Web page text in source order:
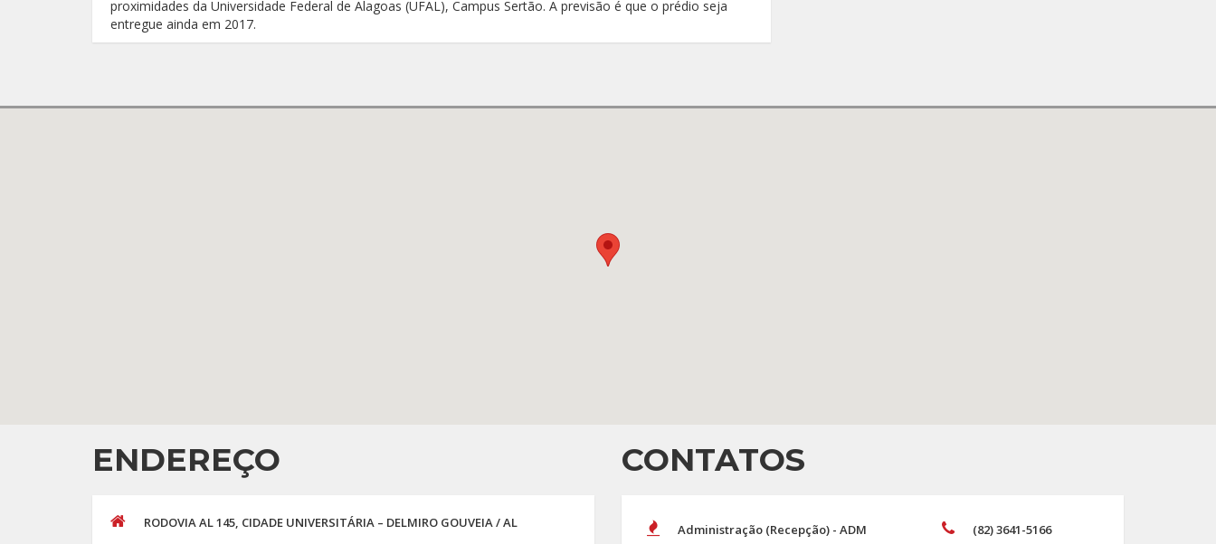
proximidades da Universidade Federal de Alagoas (UFAL), Campus Sertão. A previsão é que o prédio seja
entregue ainda em 2017.
ENDEREÇO
RODOVIA AL 145, CIDADE UNIVERSITÁRIA – DELMIRO GOUVEIA / AL
CONTATOS
Administração (Recepção) - ADM (82) 3641-5166